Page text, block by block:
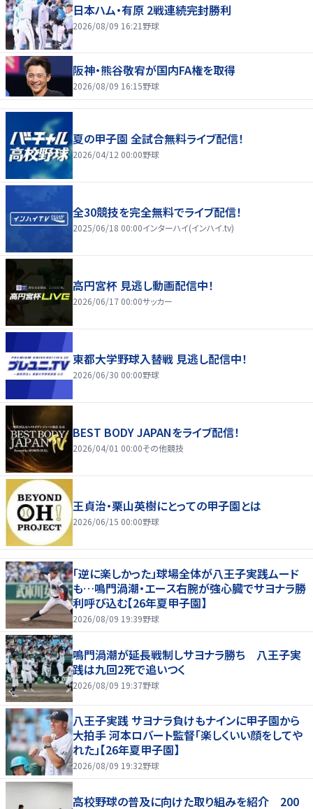
日本ハム・有原 2戦連続完封勝利
2026/08/09 16:21 野球
阪神・熊谷敬宥が国内FA権を取得
2026/08/09 16:15野球
夏の甲子園 全試合無料ライブ配信！
2026/04/12 00:00野球
全30競技を完全無料でライブ配信！
2025/06/18 00:00インターハイ(インハイ.tv)
高円宮杯 見逃し動画配信中！
2026/06/17 00:00サッカー
東都大学野球入替戦 見逃し配信中！
2026/06/30 00:00野球
BEST BODY JAPANをライブ配信！
2026/04/01 00:00その他競技
王貞治・栗山英樹にとっての甲子園とは
2026/06/15 00:00野球
「逆に楽しかった」球場全体が八王子実践ムード
も…鳴門渦潮・エース右腕が強心臓でサヨナラ勝
利呼び込む【26年夏甲子園】
2026/08/09 19:39野球
鳴門渦潮が延長戦制しサヨナラ勝ち 八王子実
践は九回2死で追いつく
2026/08/09 19:37野球
八王子実践 サヨナラ負けもナインに甲子園から
大拍手 河本ロバート監督「楽しくいい顔をしてや
れた」【26年夏甲子園】
2026/08/09 19:32野球
高校野球の普及に向けた取り組みを紹介 200